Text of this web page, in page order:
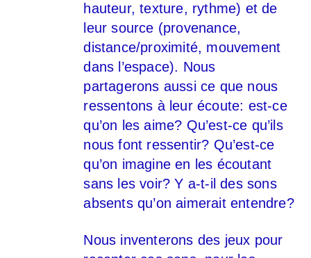
hauteur, texture, rythme) et de
leur source (provenance,
distance/proximité, mouvement
dans l’espace). Nous
partagerons aussi ce que nous
ressentons à leur écoute: est-ce
qu’on les aime? Qu’est-ce qu’ils
nous font ressentir? Qu’est-ce
qu’on imagine en les écoutant
sans les voir? Y a-t-il des sons
absents qu’on aimerait entendre?
Nous inventerons des jeux pour